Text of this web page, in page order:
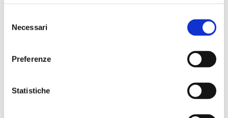
delNecessari
Preferenze
Statistiche
un mese fa
Ottima esperienza d’acquisto. Comunicazione
puntuale e cordiale, spedizione rapida e prodotti
effettivamente disponibili come indicato sul sito, senza